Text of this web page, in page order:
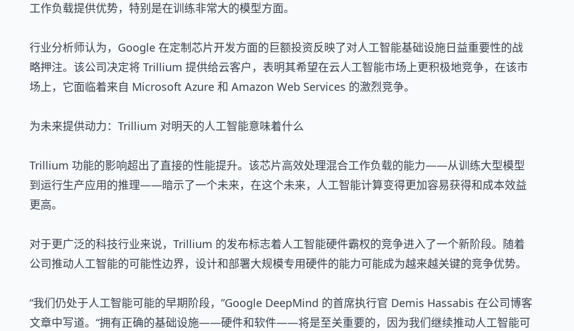
工作负载提供优势，特别是在训练非常大的模型方面。
行业分析师认为，Google 在定制芯片开发方面的巨额投资反映了对人工智能基础设施日益重要性的战
略押注。该公司决定将 Trillium 提供给云客户，表明其希望在云人工智能市场上更积极地竞争，在该市
场上，它面临着来自 Microsoft Azure 和 Amazon Web Services 的激烈竞争。
为未来提供动力：Trillium 对明天的人工智能意味着什么
Trillium 功能的影响超出了直接的性能提升。该芯片高效处理混合工作负载的能力——从训练大型模型
到运行生产应用的推理——暗示了一个未来，在这个未来，人工智能计算变得更加容易获得和成本效益
更高。
对于更广泛的科技行业来说，Trillium 的发布标志着人工智能硬件霸权的竞争进入了一个新阶段。随着
公司推动人工智能的可能性边界，设计和部署大规模专用硬件的能力可能成为越来越关键的竞争优势。
“我们仍处于人工智能可能的早期阶段，”Google DeepMind 的首席执行官 Demis Hassabis 在公司博客
文章中写道。“拥有正确的基础设施——硬件和软件——将是至关重要的，因为我们继续推动人工智能可